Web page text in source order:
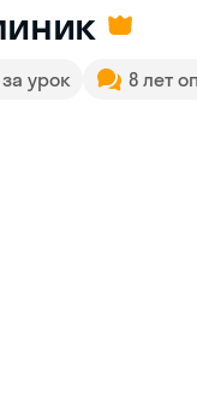
за урок 8 лет